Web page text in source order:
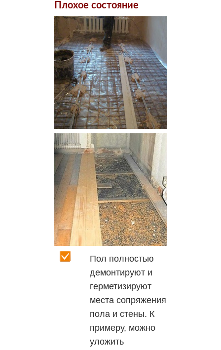
Плохое состояние
Пол полностью
демонтируют и
герметизируют
места сопряжения
пола и стены. К
примеру, можно
уложить